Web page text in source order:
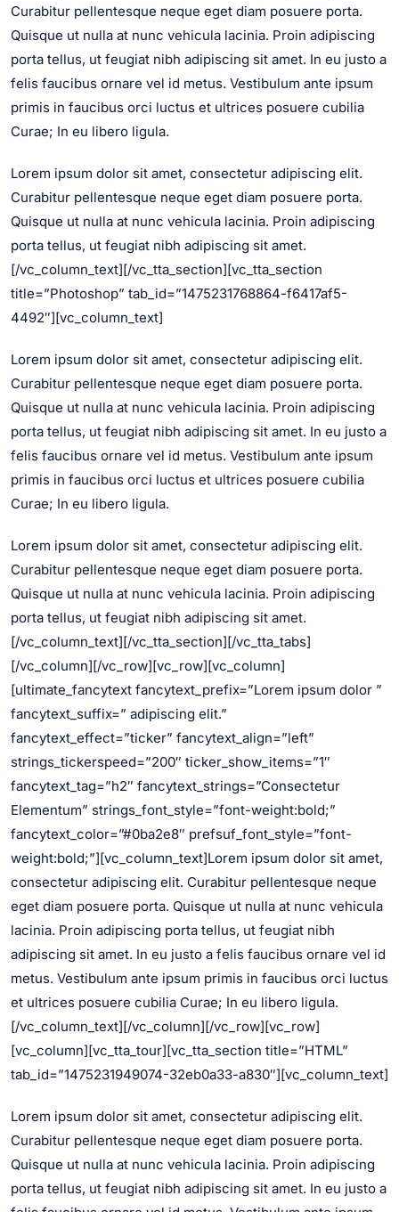
Curabitur pellentesque neque eget diam posuere porta.
Quisque ut nulla at nunc vehicula lacinia. Proin adipiscing
porta tellus, ut feugiat nibh adipiscing sit amet. In eu justo a
felis faucibus ornare vel id metus. Vestibulum ante ipsum
primis in faucibus orci luctus et ultrices posuere cubilia
Curae; In eu libero ligula.
Lorem ipsum dolor sit amet, consectetur adipiscing elit.
Curabitur pellentesque neque eget diam posuere porta.
Quisque ut nulla at nunc vehicula lacinia. Proin adipiscing
porta tellus, ut feugiat nibh adipiscing sit amet.
[/vc_column_text][/vc_tta_section][vc_tta_section
title=”Photoshop” tab_id=”1475231768864-f6417af5-
4492″][vc_column_text]
Lorem ipsum dolor sit amet, consectetur adipiscing elit.
Curabitur pellentesque neque eget diam posuere porta.
Quisque ut nulla at nunc vehicula lacinia. Proin adipiscing
porta tellus, ut feugiat nibh adipiscing sit amet. In eu justo a
felis faucibus ornare vel id metus. Vestibulum ante ipsum
primis in faucibus orci luctus et ultrices posuere cubilia
Curae; In eu libero ligula.
Lorem ipsum dolor sit amet, consectetur adipiscing elit.
Curabitur pellentesque neque eget diam posuere porta.
Quisque ut nulla at nunc vehicula lacinia. Proin adipiscing
porta tellus, ut feugiat nibh adipiscing sit amet.
[/vc_column_text][/vc_tta_section][/vc_tta_tabs]
[/vc_column][/vc_row][vc_row][vc_column]
[ultimate_fancytext fancytext_prefix=”Lorem ipsum dolor ”
fancytext_suffix=” adipiscing elit.”
fancytext_effect=”ticker” fancytext_align=”left”
strings_tickerspeed=”200″ ticker_show_items=”1″
fancytext_tag=”h2″ fancytext_strings=”Consectetur
Elementum” strings_font_style=”font-weight:bold;”
fancytext_color=”#0ba2e8″ prefsuf_font_style=”font-
weight:bold;”][vc_column_text]Lorem ipsum dolor sit amet,
consectetur adipiscing elit. Curabitur pellentesque neque
eget diam posuere porta. Quisque ut nulla at nunc vehicula
lacinia. Proin adipiscing porta tellus, ut feugiat nibh
adipiscing sit amet. In eu justo a felis faucibus ornare vel id
metus. Vestibulum ante ipsum primis in faucibus orci luctus
et ultrices posuere cubilia Curae; In eu libero ligula.
[/vc_column_text][/vc_column][/vc_row][vc_row]
[vc_column][vc_tta_tour][vc_tta_section title=”HTML”
tab_id=”1475231949074-32eb0a33-a830″][vc_column_text]
Lorem ipsum dolor sit amet, consectetur adipiscing elit.
Curabitur pellentesque neque eget diam posuere porta.
Quisque ut nulla at nunc vehicula lacinia. Proin adipiscing
porta tellus, ut feugiat nibh adipiscing sit amet. In eu justo a